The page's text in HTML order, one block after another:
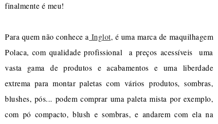
finalmente é meu!
Para quem não conhece a Inglot, é uma marca de maquilhagem
Polaca, com qualidade profissional a preços acessíveis uma
vasta gama de produtos e acabamentos e uma liberdade
extrema para montar paletas com vários produtos, sombras,
blushes, pós... podem comprar uma paleta mista por exemplo,
com pó compacto, blush e sombras, e andarem com ela na